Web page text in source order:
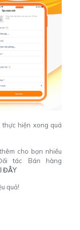
hiện xong quá
cho bạn nhiều
tác Bán hàng
ĐÂY
quả!